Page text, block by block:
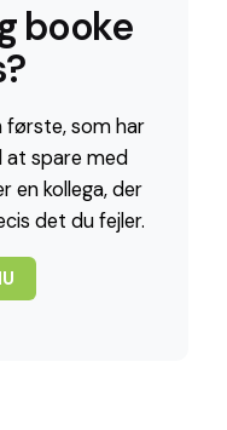
booke
første, som har
at spare med
en kollega, der
det du fejler.